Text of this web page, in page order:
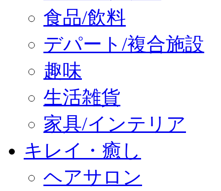
食品/飲料
デパート/複合施設
趣味
生活雑貨
家具/インテリア
キレイ・癒し
ヘアサロン